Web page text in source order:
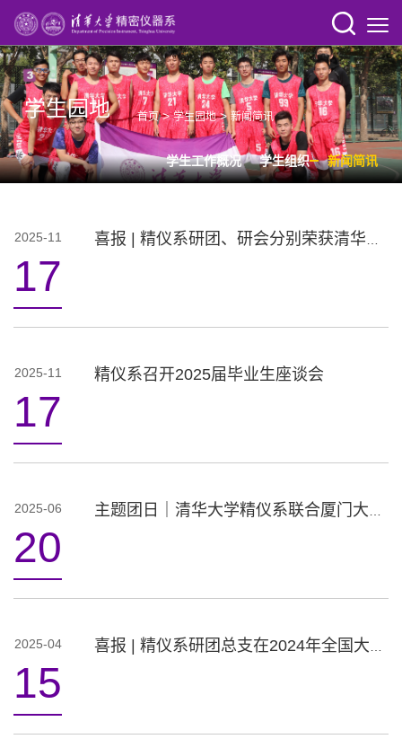
学生园地 首页>学生园地> 新闻简讯
学生工作概况 学生组织 新闻简讯
2025-11
17
2025-11
17
精仪系召开2025届毕业生座谈会
2025-06
20
2025-04
15